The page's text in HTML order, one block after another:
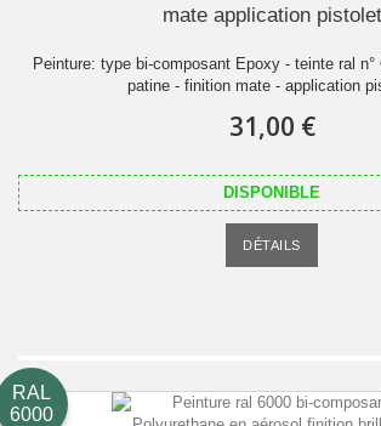
mate application pistolet
Peinture: type bi-composant Epoxy - teinte ral n°
patine - finition mate - application
31,00 €
DISPONIBLE
DÉTAILS
RAL
6000